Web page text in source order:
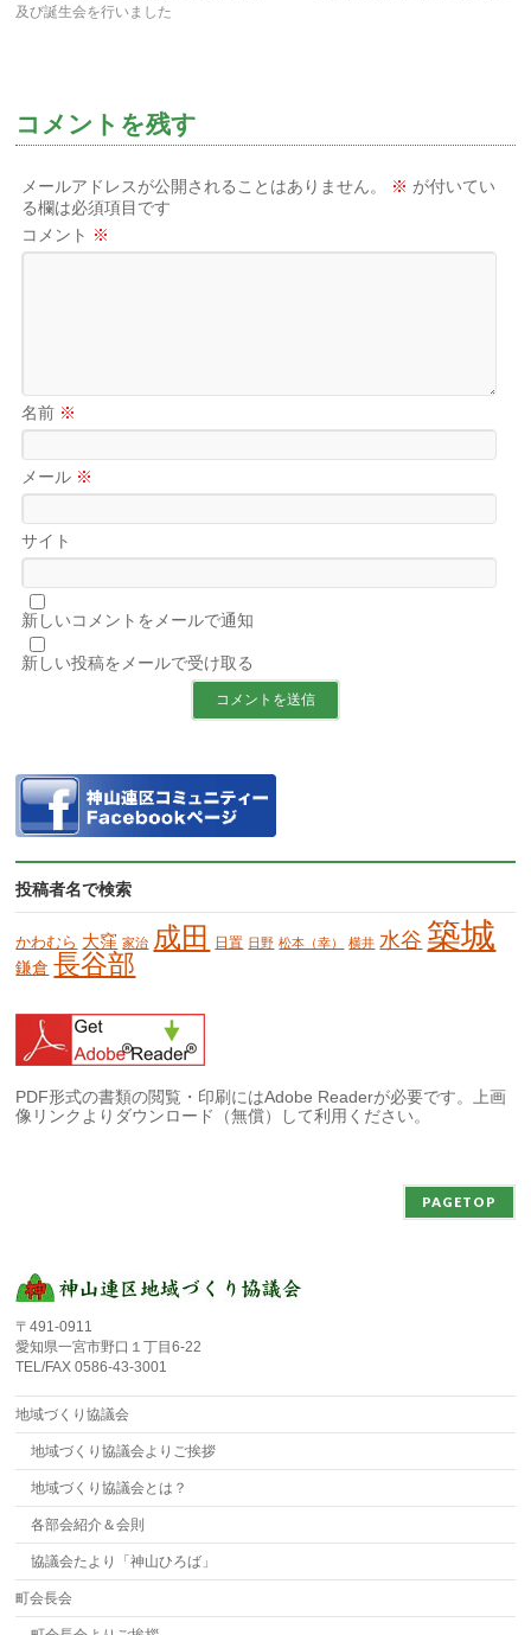
及び誕生会を行いました
コメントを残す
メールアドレスが公開されることはありません。 ※ が付いてい
る欄は必須項目です
コメント ※
名前 ※
メール ※
サイト
新しいコメントをメールで通知
新しい投稿をメールで受け取る
投稿者名で検索
かわむら 大窪 家治 成田 日置 日野 松本（幸） 横井 水谷 築城
鎌倉 長谷部
PDF形式の書類の閲覧・印刷にはAdobe Readerが必要です。上画
像リンクよりダウンロード（無償）して利用ください。
PAGETOP
〒491-0911
愛知県一宮市野口１丁目6-22
TEL/FAX 0586-43-3001
地域づくり協議会
地域づくり協議会よりご挨拶
地域づくり協議会とは？
各部会紹介＆会則
協議会たより「神山ひろば」
町会長会